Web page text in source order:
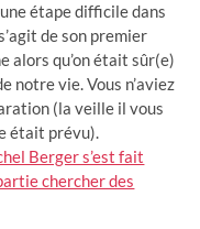
étape difficile dans
de son premier
alors qu’on était sûr(e)
notre vie. Vous n’aviez
(la veille il vous
était prévu).
Berger s’est fait
chercher des